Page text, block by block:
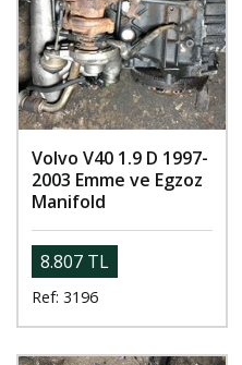
Volvo V40 1.9 D 1997-
2003 Emme ve Egzoz
Manifold
8.807 TL
Ref: 3196